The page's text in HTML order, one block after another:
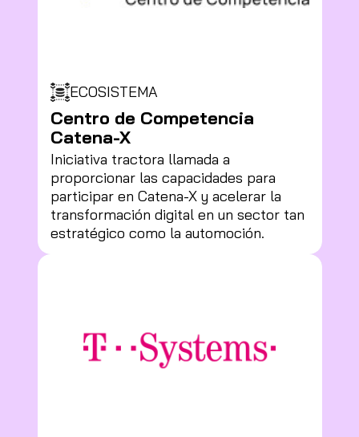
ECOSISTEMA
Centro de Competencia
Catena-X
Iniciativa tractora llamada a
proporcionar las capacidades para
participar en Catena-X y acelerar la
transformación digital en un sector tan
estratégico como la automoción.